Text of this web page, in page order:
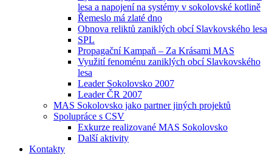
lesa a napojení na systémy v sokolovské kotlině
Řemeslo má zlaté dno
Obnova reliktů zaniklých obcí Slavkovského lesa
SPL
Propagační Kampaň – Za Krásami MAS
Využití fenoménu zaniklých obcí Slavkovského
lesa
Leader Sokolovsko 2007
Leader ČR 2007
MAS Sokolovsko jako partner jiných projektů
Spolupráce s CSV
Exkurze realizované MAS Sokolovsko
Další aktivity
Kontakty